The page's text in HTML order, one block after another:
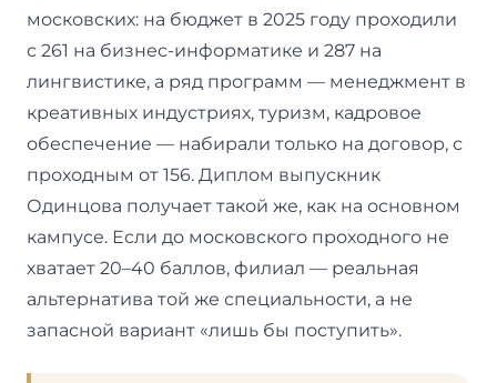
московских: на бюджет в 2025 году проходили
с 261 на бизнес-информатике и 287 на
лингвистике, а ряд программ — менеджмент в
креативных индустриях, туризм, кадровое
обеспечение — набирали только на договор, с
проходным от 156. Диплом выпускник
Одинцова получает такой же, как на основном
кампусе. Если до московского проходного не
хватает 20–40 баллов, филиал — реальная
альтернатива той же специальности, а не
запасной вариант «лишь бы поступить».